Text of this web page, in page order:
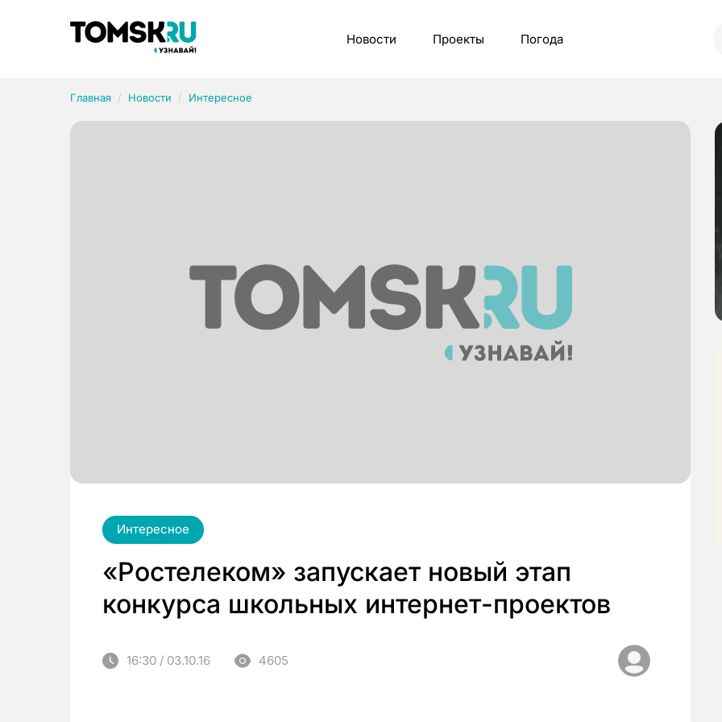
Новости Проекты Погода
Главная Новости Интересное
Интересное
«Ростелеком» запускает новый этап
конкурса школьных интернет-проектов
16:30 / 03.10.16 4605
Рубрики